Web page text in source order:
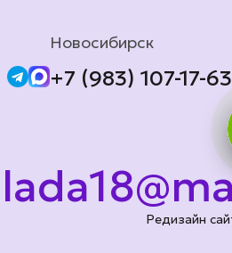
Новосибирск
+7 (983) 107-17-63
Редизайн